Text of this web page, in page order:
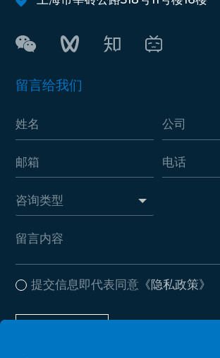
留言给我们
提交信息即代表同意 《隐私政策》